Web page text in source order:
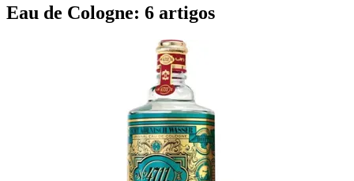
Eau de Cologne: 6 artigos